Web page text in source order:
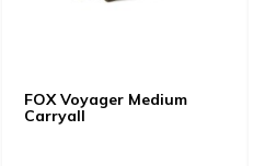
FOX Voyager Medium
Carryall